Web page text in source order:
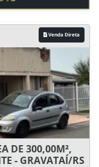
Venda Direta
DE 300,00M²,
- GRAVATAÍ/RS